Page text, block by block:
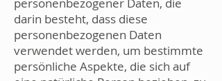
darin besteht, dass diese
personenbezogenen Daten
verwendet werden, um bestimmte
persönliche Aspekte, die sich auf